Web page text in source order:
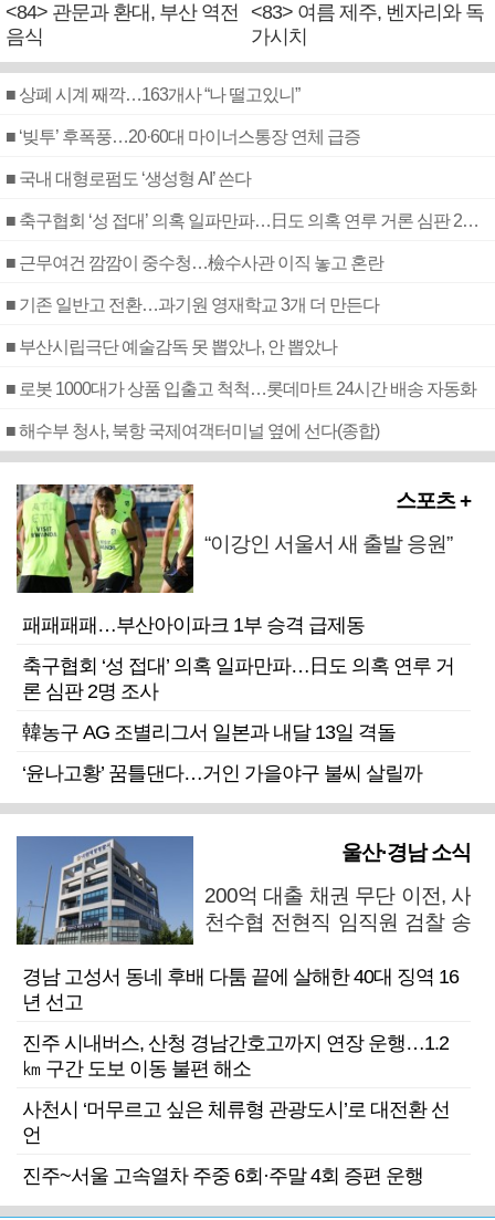
<84> 관문과 환대, 부산 역전
음식
<83> 여름 제주, 벤자리와 독
가시치
■ 상폐 시계 째깍…163개사 “나 떨고있니”
■ ‘빚투’ 후폭풍…20·60대 마이너스통장 연체 급증
■ 국내 대형로펌도 ‘생성형 AI’ 쓴다
■ 축구협회 ‘성 접대’ 의혹 일파만파…日도 의혹 연루 거론 심판 2명 조사
■ 근무여건 깜깜이 중수청…檢수사관 이직 놓고 혼란
■ 기존 일반고 전환…과기원 영재학교 3개 더 만든다
■ 부산시립극단 예술감독 못 뽑았나, 안 뽑았나
■ 로봇 1000대가 상품 입출고 척척…롯데마트 24시간 배송 자동화
■ 해수부 청사, 북항 국제여객터미널 옆에 선다(종합)
스포츠 +
“이강인 서울서 새 출발 응원”
패패패패…부산아이파크 1부 승격 급제동
축구협회 ‘성 접대’ 의혹 일파만파…日도 의혹 연루 거
론 심판 2명 조사
韓농구 AG 조별리그서 일본과 내달 13일 격돌
‘윤나고황’ 꿈틀댄다…거인 가을야구 불씨 살릴까
울산·경남 소식
200억 대출 채권 무단 이전, 사
천수협 전현직 임직원 검찰 송
경남 고성서 동네 후배 다툼 끝에 살해한 40대 징역 16
년 선고
진주 시내버스, 산청 경남간호고까지 연장 운행…1.2
㎞ 구간 도보 이동 불편 해소
사천시 ‘머무르고 싶은 체류형 관광도시’로 대전환 선
언
진주~서울 고속열차 주중 6회·주말 4회 증편 운행